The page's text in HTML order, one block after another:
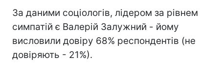
За даними соціологів, лідером за рівнем
симпатій є Валерій Залужний - йому
висловили довіру 68% респондентів (не
довіряють - 21%).